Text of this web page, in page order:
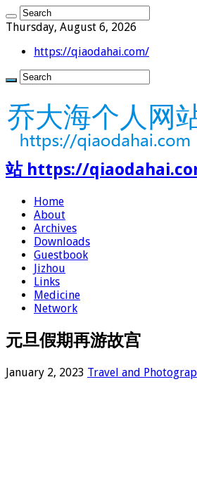
Thursday, August 6, 2026
https://qiaodahai.com/
站 https://
Home
About
Archives
Downloads
Guestbook
Jizhou
Links
Medicine
Network
元旦假期再游故宫
January 2, 2023 Travel and